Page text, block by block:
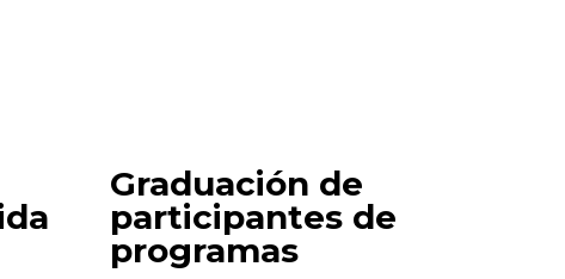
Graduación de
participantes de
programas